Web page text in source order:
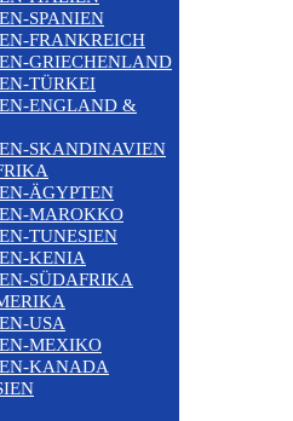
SPANIEN
FRANKREICH
GRIECHENLAND
TÜRKEI
ENGLAND &
SKANDINAVIEN
ÄGYPTEN
MAROKKO
TUNESIEN
KENIA
SÜDAFRIKA
USA
MEXIKO
KANADA